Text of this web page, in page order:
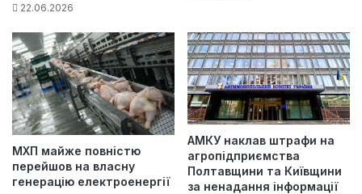
22.06.2026
МХП майже повністю
перейшов на власну
генерацію електроенергії
АМКУ наклав штрафи на
агропідприємства
Полтавщини та Київщини
за ненадання інформації